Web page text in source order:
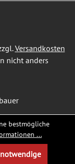
Versandkosten
nicht anders
bestmögliche
...